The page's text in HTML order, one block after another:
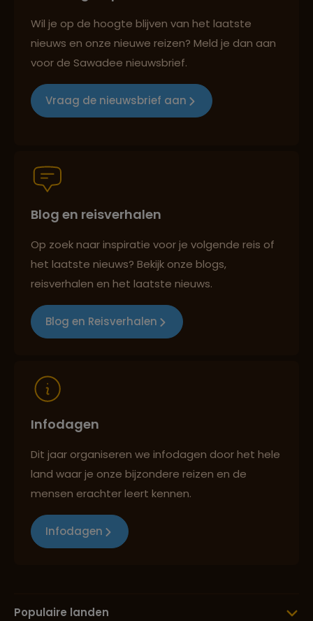
Reizen met oog voor mens, cultuur en milieu
Persoonlijk en deskundig reisadvies
Best beoordeelde reisroutes
Wil je op de hoogte blijven van het laatste
nieuws en onze nieuwe reizen? Meld je dan aan
voor de Sawadee nieuwsbrief.
Vraag de nieuwsbrief aan
Blog en reisverhalen
Op zoek naar inspiratie voor je volgende reis of
het laatste nieuws? Bekijk onze blogs,
reisverhalen en het laatste nieuws.
Blog en Reisverhalen
Infodagen
Dit jaar organiseren we infodagen door het hele
land waar je onze bijzondere reizen en de
mensen erachter leert kennen.
Infodagen
Populaire landen